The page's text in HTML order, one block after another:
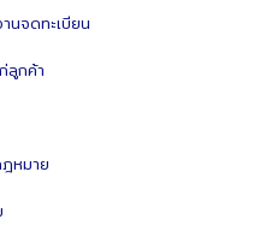
นจดทะเบียน
ลูกค้า
หมาย